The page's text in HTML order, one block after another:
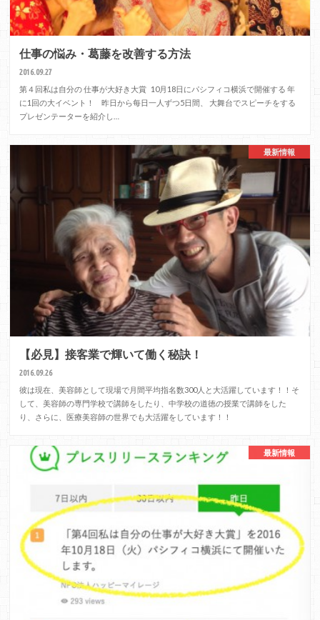
仕事の悩み・葛藤を改善する方法
2016.09.27
第４回私は自分の 仕事が大好き大賞 10月18日にパシフィコ横浜で開催する 年
に1回の大イベント！ 昨日から每日一人ずつ5日間、 大舞台でスピーチをする
プレゼンテーターを紹介し…
最新情報
【必見】接客業で輝いて働く秘訣！
2016.09.26
彼は現在、美容師として現場で月間平均指名数300人と大活躍しています！！そ
して、美容師の専門学校で講師をしたり、中学校の道徳の授業で講師をした
り、さらに、医療美容師の世界でも大活躍をしています！！
最新情報